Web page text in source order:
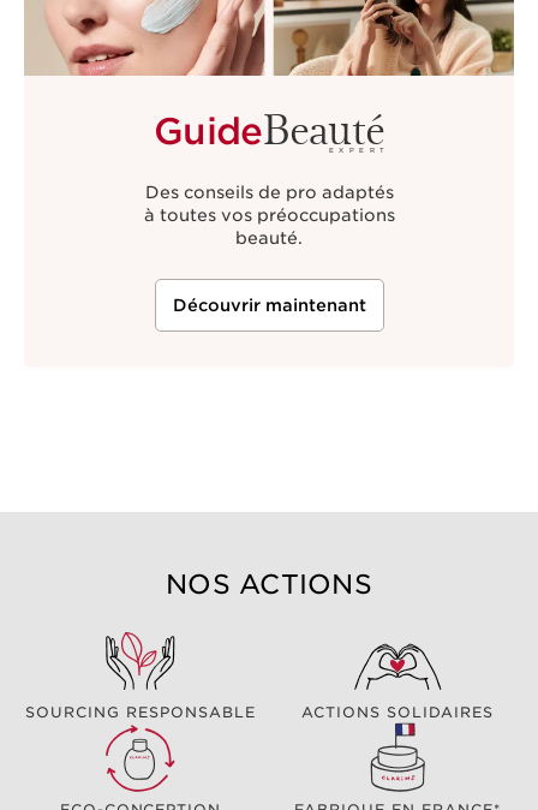
GuideBeauté
EXPERT
Des conseils de pro adaptés
à toutes vos préoccupations
beauté.
Découvrir maintenant
NOS ACTIONS
SOURCING RESPONSABLE ACTIONS SOLIDAIRES